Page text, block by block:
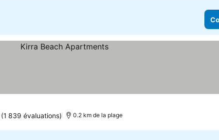
(1 839 évaluations) 0.2 km de la plage